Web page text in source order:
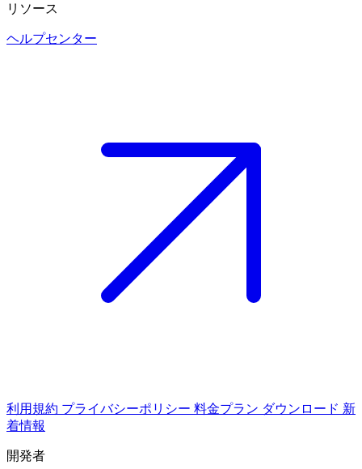
リソース
ヘルプセンター
利用規約 プライバシーポリシー 料金プラン ダウンロード 新
着情報
開発者